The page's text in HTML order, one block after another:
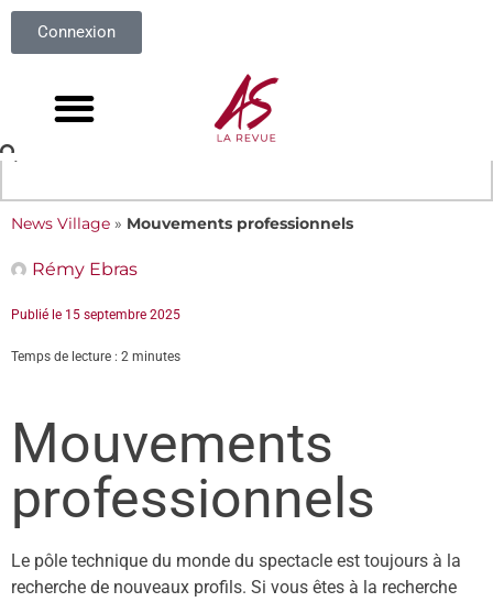
Connexion
News Village » Mouvements professionnels
Rémy Ebras
Publié le 15 septembre 2025
Temps de lecture : 2 minutes
Mouvements
professionnels
Le pôle technique du monde du spectacle est toujours à la
recherche de nouveaux profils. Si vous êtes à la recherche